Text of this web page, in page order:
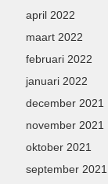
april 2022
maart 2022
februari 2022
januari 2022
december 2021
november 2021
oktober 2021
september 2021